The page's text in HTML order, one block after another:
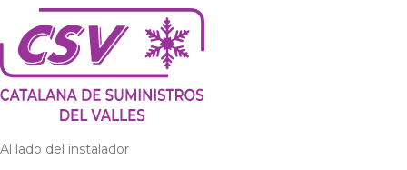
Al lado del instalador